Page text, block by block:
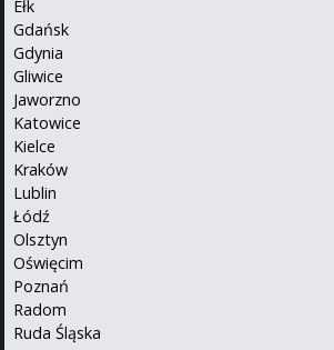
Ełk
Gdańsk
Gdynia
Gliwice
Jaworzno
Katowice
Kielce
Kraków
Lublin
Łódź
Olsztyn
Oświęcim
Poznań
Radom
Ruda Śląska